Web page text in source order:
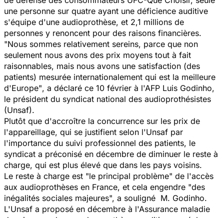
une personne sur quatre ayant une déficience auditive
s'équipe d'une audioprothèse, et 2,1 millions de
personnes y renoncent pour des raisons financières.
"Nous sommes relativement sereins, parce que non
seulement nous avons des prix moyens tout à fait
raisonnables, mais nous avons une satisfaction (des
patients) mesurée internationalement qui est la meilleure
d'Europe", a déclaré ce 10 février à l'AFP Luis Godinho,
le président du syndicat national des audioprothésistes
(Unsaf).
Plutôt que d'accroître la concurrence sur les prix de
l'appareillage, qui se justifient selon l'Unsaf par
l'importance du suivi professionnel des patients, le
syndicat a préconisé en décembre de diminuer le reste à
charge, qui est plus élevé que dans les pays voisins.
Le reste à charge est "le principal problème" de l'accès
aux audioprothèses en France, et cela engendre "des
inégalités sociales majeures", a souligné M. Godinho.
L'Unsaf a proposé en décembre à l'Assurance maladie